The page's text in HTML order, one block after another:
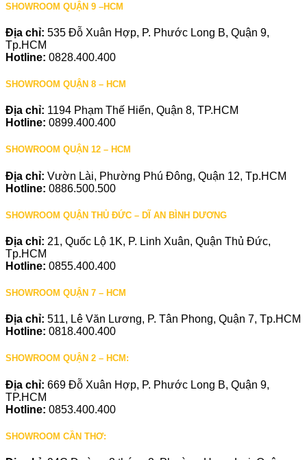
SHOWROOM QUẬN 9 –HCM
Địa chỉ: 535 Đỗ Xuân Hợp, P. Phước Long B, Quận 9,
Tp.HCM
Hotline: 0828.400.400
SHOWROOM QUẬN 8 – HCM
Địa chỉ: 1194 Phạm Thế Hiển, Quận 8, TP.HCM
Hotline: 0899.400.400
SHOWROOM QUẬN 12 – HCM
Địa chỉ: Vườn Lài, Phường Phú Đông, Quận 12, Tp.HCM
Hotline: 0886.500.500
SHOWROOM QUẬN THỦ ĐỨC – DĨ AN BÌNH DƯƠNG
Địa chỉ: 21, Quốc Lộ 1K, P. Linh Xuân, Quận Thủ Đức,
Tp.HCM
Hotline: 0855.400.400
SHOWROOM QUẬN 7 – HCM
Địa chỉ: 511, Lê Văn Lương, P. Tân Phong, Quận 7, Tp.HCM
Hotline: 0818.400.400
SHOWROOM QUẬN 2 – HCM:
Địa chỉ: 669 Đỗ Xuân Hợp, P. Phước Long B, Quận 9,
TP.HCM
Hotline: 0853.400.400
SHOWROOM CẦN THƠ: